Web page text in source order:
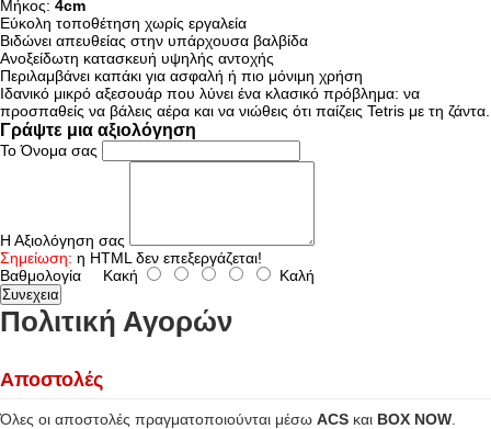
Μήκος: 4cm
Εύκολη τοποθέτηση χωρίς εργαλεία
Βιδώνει απευθείας στην υπάρχουσα βαλβίδα
Ανοξείδωτη κατασκευή υψηλής αντοχής
Περιλαμβάνει καπάκι για ασφαλή ή πιο μόνιμη χρήση
Ιδανικό μικρό αξεσουάρ που λύνει ένα κλασικό πρόβλημα: να
προσπαθείς να βάλεις αέρα και να νιώθεις ότι παίζεις Tetris με τη ζάντα.
Γράψτε μια αξιολόγηση
Το Όνομα σας
Η Αξιολόγηση σας
Σημείωση: η HTML δεν επεξεργάζεται!
Βαθμολογία Κακή Καλή
Συνεχεια
Πολιτική Αγορών
Αποστολές
Όλες οι αποστολές πραγματοποιούνται μέσω ACS και BOX NOW